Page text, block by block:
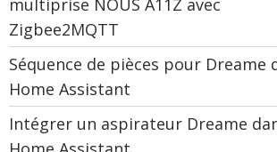
Zigbee2MQTT
Séquence de pièces pour Dreame
Home Assistant
Intégrer un aspirateur Dreame